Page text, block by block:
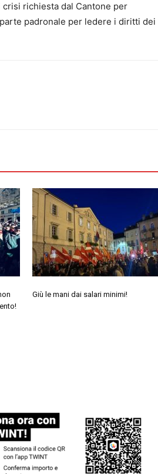
richiesta dal Cantone per
padronale per ledere i diritti dei
Giù le mani dai salari minimi!